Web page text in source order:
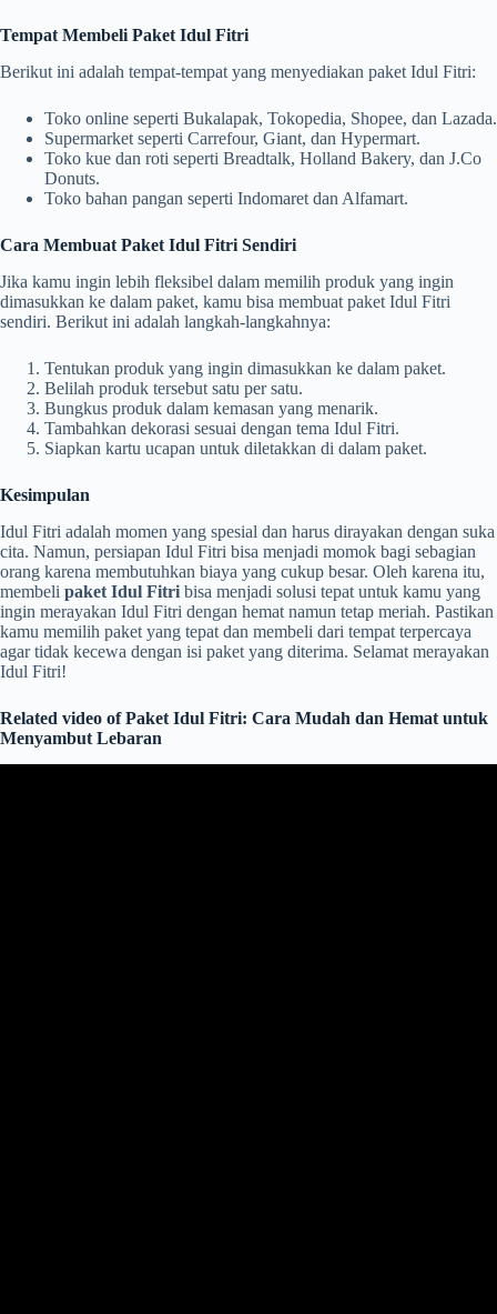
Tempat Membeli Paket Idul Fitri
Berikut ini adalah tempat-tempat yang menyediakan paket Idul Fitri:
Toko online seperti Bukalapak, Tokopedia, Shopee, dan Lazada.
Supermarket seperti Carrefour, Giant, dan Hypermart.
Toko kue dan roti seperti Breadtalk, Holland Bakery, dan J.Co
Donuts.
Toko bahan pangan seperti Indomaret dan Alfamart.
Cara Membuat Paket Idul Fitri Sendiri
Jika kamu ingin lebih fleksibel dalam memilih produk yang ingin
dimasukkan ke dalam paket, kamu bisa membuat paket Idul Fitri
sendiri. Berikut ini adalah langkah-langkahnya:
Tentukan produk yang ingin dimasukkan ke dalam paket.
Belilah produk tersebut satu per satu.
Bungkus produk dalam kemasan yang menarik.
Tambahkan dekorasi sesuai dengan tema Idul Fitri.
Siapkan kartu ucapan untuk diletakkan di dalam paket.
Kesimpulan
Idul Fitri adalah momen yang spesial dan harus dirayakan dengan suka
cita. Namun, persiapan Idul Fitri bisa menjadi momok bagi sebagian
orang karena membutuhkan biaya yang cukup besar. Oleh karena itu,
membeli paket Idul Fitri bisa menjadi solusi tepat untuk kamu yang
ingin merayakan Idul Fitri dengan hemat namun tetap meriah. Pastikan
kamu memilih paket yang tepat dan membeli dari tempat terpercaya
agar tidak kecewa dengan isi paket yang diterima. Selamat merayakan
Idul Fitri!
Related video of Paket Idul Fitri: Cara Mudah dan Hemat untuk
Menyambut Lebaran